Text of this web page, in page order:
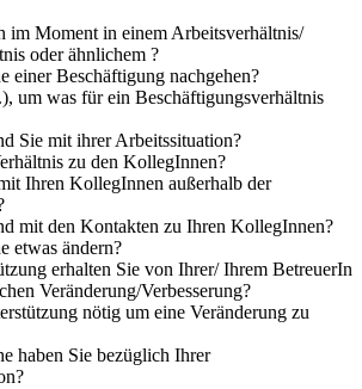
im Moment in einem Arbeitsverhältnis/
oder ähnlichem ?
einer Beschäftigung nachgehen?
um was für ein Beschäftigungsverhältnis
Sie mit ihrer Arbeitssituation?
zu den KollegInnen?
Ihren KollegInnen außerhalb der
mit den Kontakten zu Ihren KollegInnen?
etwas ändern?
erhalten Sie von Ihrer/ Ihrem BetreuerIn
Veränderung/Verbesserung?
nötig um eine Veränderung zu
haben Sie bezüglich Ihrer